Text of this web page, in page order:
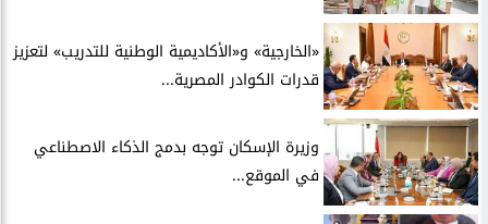
​«الخارجية» و«الأكاديمية الوطنية للتدريب» لتعزيز
قدرات الكوادر المصرية...
​وزيرة الإسكان توجه بدمج الذكاء الاصطناعي
في الموقع...